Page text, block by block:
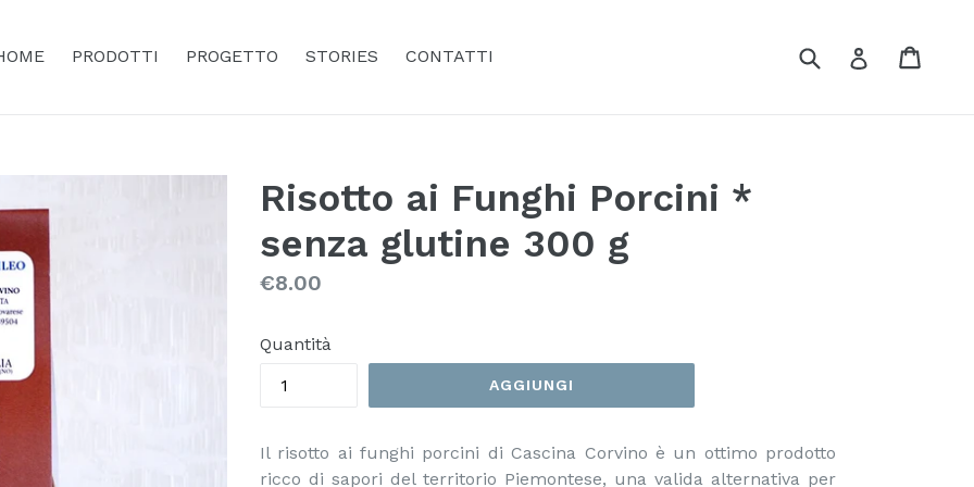
PRODOTTI PROGETTO STORIES CONTATTI Cerca Accedi
Risotto ai Funghi Porcini *
senza glutine 300 g
Prezzo
€8.00
Quantità
AGGIUNGI
Il risotto ai funghi porcini di Cascina Corvino è un ottimo prodotto
ricco di sapori del territorio Piemontese, una valida alternativa per